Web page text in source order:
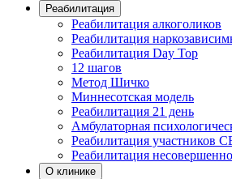
Реабилитация
Реабилитация алкоголиков
Реабилитация
Реабилитация Day Top
12 шагов
Метод Шичко
Миннесотская модель
Реабилитация 21 день
Амбулаторная
Реабилитация участников
Реабилитация
О клинике